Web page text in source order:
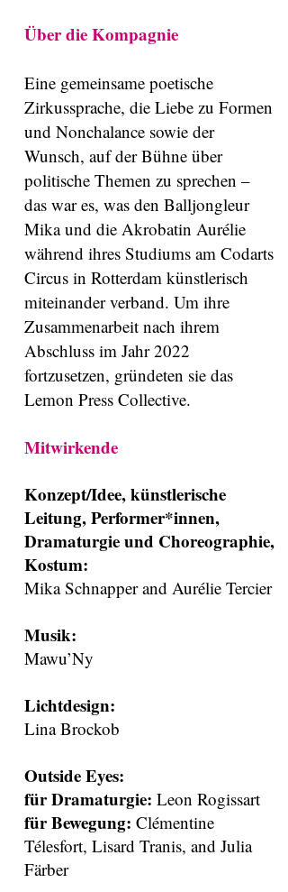
Über die Kompagnie
Eine gemeinsame poetische
Zirkussprache, die Liebe zu Formen
und Nonchalance sowie der
Wunsch, auf der Bühne über
politische Themen zu sprechen –
das war es, was den Balljongleur
Mika und die Akrobatin Aurélie
während ihres Studiums am Codarts
Circus in Rotterdam künstlerisch
miteinander verband. Um ihre
Zusammenarbeit nach ihrem
Abschluss im Jahr 2022
fortzusetzen, gründeten sie das
Lemon Press Collective.
Mitwirkende
Konzept/Idee, künstlerische
Leitung, Performer*innen,
Dramaturgie und Choreographie,
Kostum:
Mika Schnapper and Aurélie Tercier
Musik:
Mawu’Ny
Lichtdesign:
Lina Brockob
Outside Eyes:
für Dramaturgie: Leon Rogissart
für Bewegung: Clémentine
Télesfort, Lisard Tranis, and Julia
Färber